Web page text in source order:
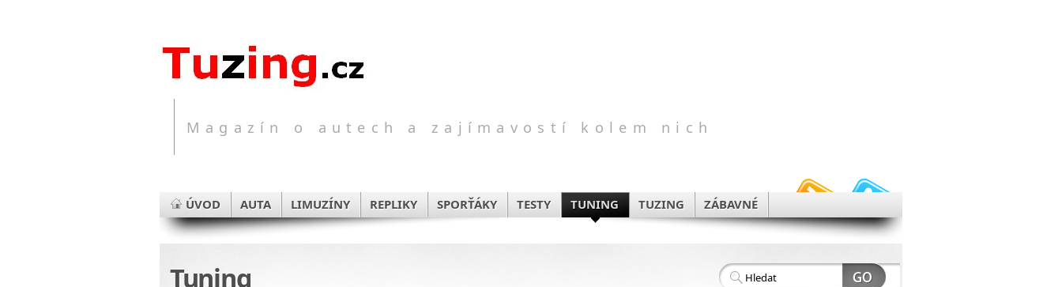
Magazín o autech a zajímavostí kolem nich
ÚVOD AUTA LIMUZÍNY REPLIKY SPORŤÁKY TESTY TUNING TUZING ZÁBAVNÉ
Tuning